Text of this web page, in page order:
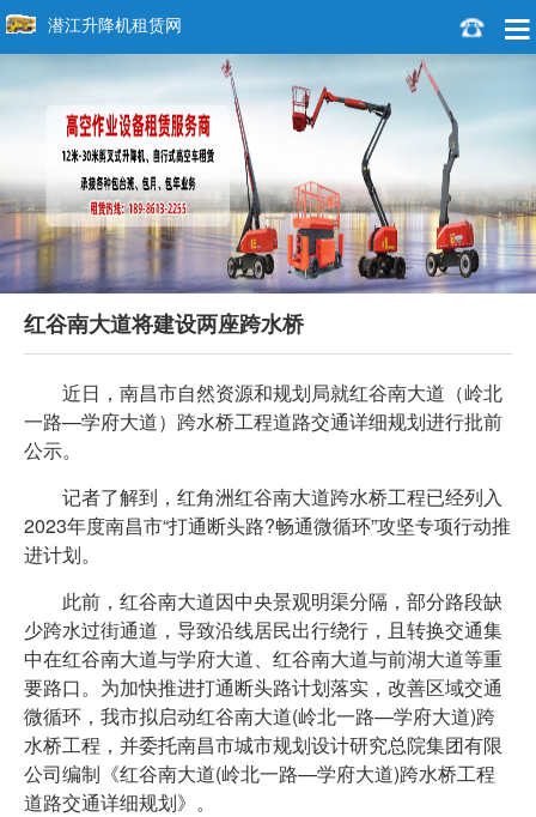
潜江升降机租赁网
红谷南大道将建设两座跨水桥
近日，南昌市自然资源和规划局就红谷南大道（岭北
一路—学府大道）跨水桥工程道路交通详细规划进行批前
公示。
记者了解到，红角洲红谷南大道跨水桥工程已经列入
2023年度南昌市“打通断头路?畅通微循环”攻坚专项行动推
进计划。
此前，红谷南大道因中央景观明渠分隔，部分路段缺
少跨水过街通道，导致沿线居民出行绕行，且转换交通集
中在红谷南大道与学府大道、红谷南大道与前湖大道等重
要路口。为加快推进打通断头路计划落实，改善区域交通
微循环，我市拟启动红谷南大道(岭北一路—学府大道)跨
水桥工程，并委托南昌市城市规划设计研究总院集团有限
公司编制《红谷南大道(岭北一路—学府大道)跨水桥工程
道路交通详细规划》。